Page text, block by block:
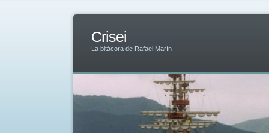
Crisei
La bitácora de Rafael Marín